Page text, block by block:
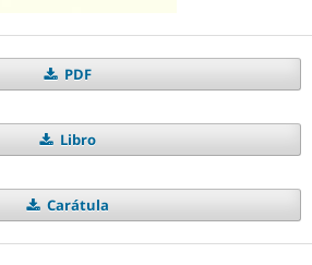
PDF
Libro
Carátula